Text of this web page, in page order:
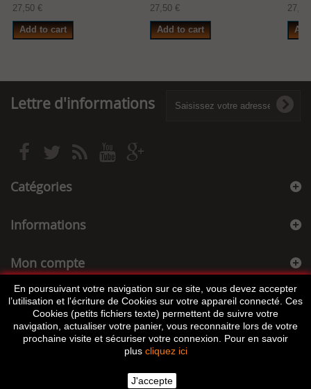
27,50 €
Add to cart
27,50 €
Add to cart
Lettre d'informations
Catégories
Informations
Mon compte
Informations sur votre boutique
En poursuivant votre navigation sur ce site, vous devez accepter
l’utilisation et l'écriture de Cookies sur votre appareil connecté. Ces
Cookies (petits fichiers texte) permettent de suivre votre
navigation, actualiser votre panier, vous reconnaitre lors de votre
prochaine visite et sécuriser votre connexion. Pour en savoir
plus cliquez ici
J'accepte